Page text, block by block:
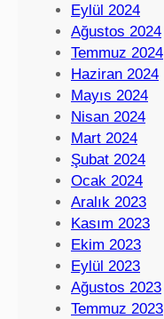
Eylül 2024
Ağustos 2024
Temmuz 2024
Haziran 2024
Mayıs 2024
Nisan 2024
Mart 2024
Şubat 2024
Ocak 2024
Aralık 2023
Kasım 2023
Ekim 2023
Eylül 2023
Ağustos 2023
Temmuz 2023